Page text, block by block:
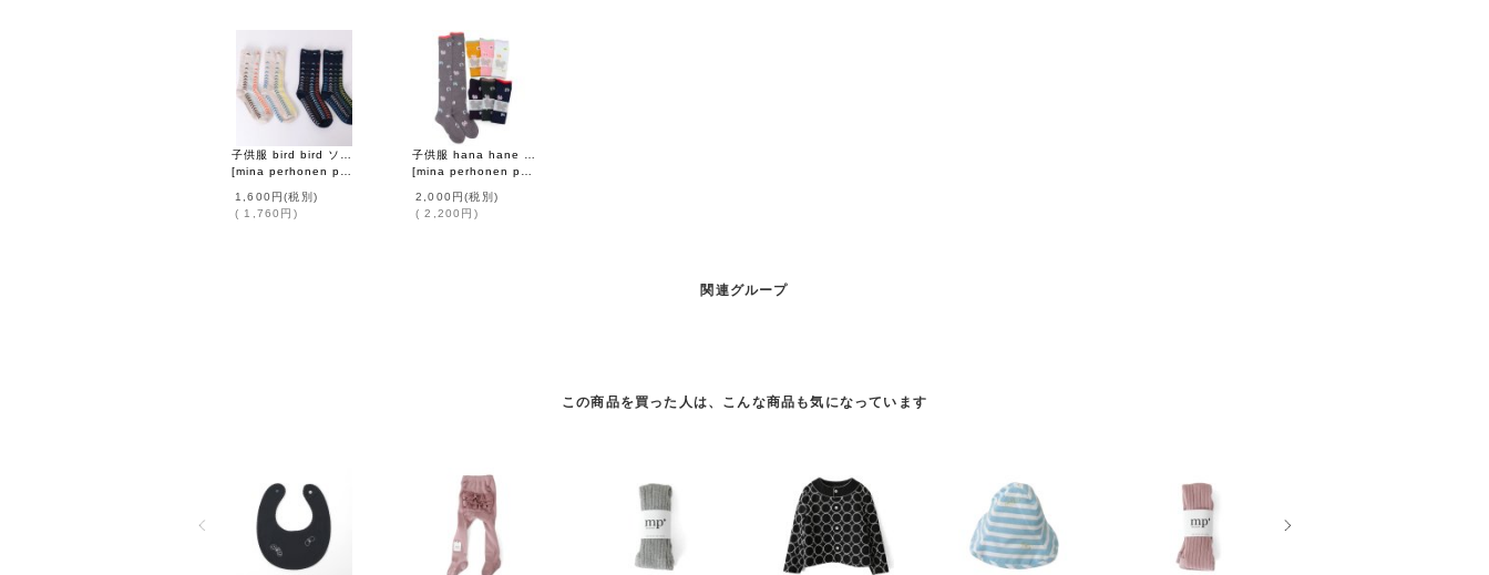
子供服 bird bird ソックス
[mina perhonen petit
1,600円(税別)
( 1,760円 )
子供服 hana hane ニーハイソックス
[mina perhonen petit
2,000円(税別)
( 2,200円 )
関連グループ
この商品を買った人は、こんな商品も気になっています